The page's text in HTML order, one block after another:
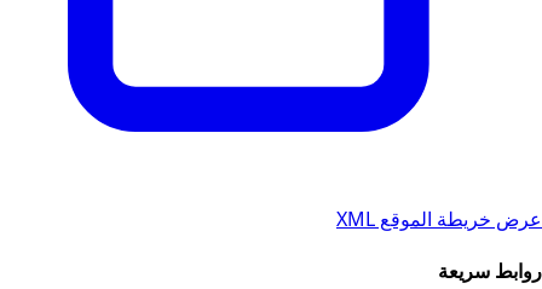
عرض خريطة الموقع XML
روابط سريعة